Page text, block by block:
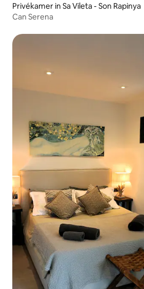
Privékamer in Sa Vileta - Son Rapinya
Can Serena